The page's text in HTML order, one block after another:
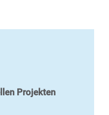
Projekten